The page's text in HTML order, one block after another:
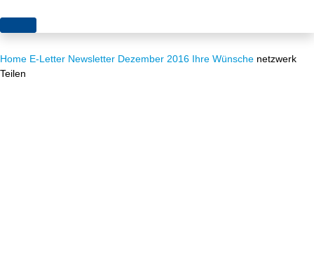
Themen
Akzeptanz
Projekte
Home E-Letter Newsletter Dezember 2016 Ihre Wünsche netzwerk
Teilen